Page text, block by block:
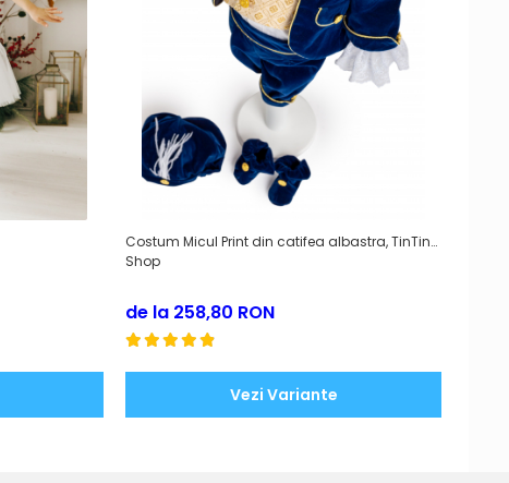
Costum Micul Print din catifea albastra, TinTin
Shop
de la 258,80 RON
Vezi Variante